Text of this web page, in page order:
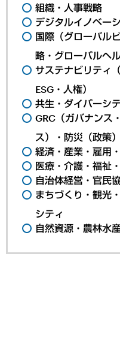
組織・人事戦略
デジタルイノベー
国際（グローバル
略・グローバルヘル
サステナビリティ
ESG・人権）
共生・ダイバーシ
GRC（ガバナンス
ス）・防災（政策）
経済・産業・雇用
医療・介護・福祉
自治体経営・官民
まちづくり・観光
シティ
自然資源・農林水